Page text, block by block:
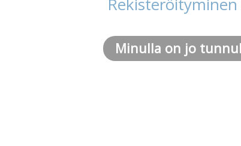
Minulla on jo